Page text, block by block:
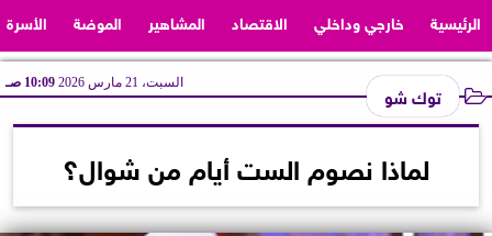
الرئيسية خارجي وداخلي الاقتصاد المشاهير الموضة الأسرة
توك شو السبت، 21 مارس 2026 10:09 صـ
لماذا نصوم الست أيام من شوال؟